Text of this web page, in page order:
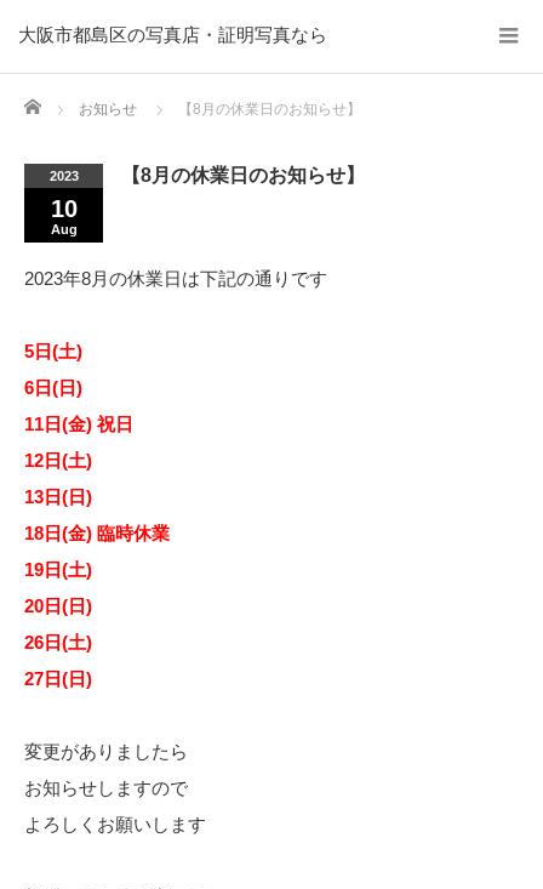
大阪市都島区の写真店・証明写真なら
Home お知らせ 【8月の休業日のお知らせ】
2023
10
Aug
【8月の休業日のお知らせ】
2023年8月の休業日は下記の通りです
5日(土)
6日(日)
11日(金) 祝日
12日(土)
13日(日)
18日(金) 臨時休業
19日(土)
20日(日)
26日(土)
27日(日)
変更がありましたら
お知らせしますので
よろしくお願いします